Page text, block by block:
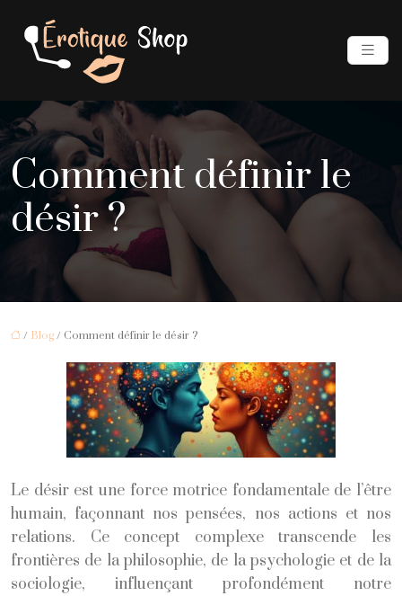
Comment définir le
désir ?
/ Blog / Comment définir le désir ?
Le désir est une force motrice fondamentale de l’être
humain, façonnant nos pensées, nos actions et nos
relations. Ce concept complexe transcende les
frontières de la philosophie, de la psychologie et de la
sociologie, influençant profondément notre